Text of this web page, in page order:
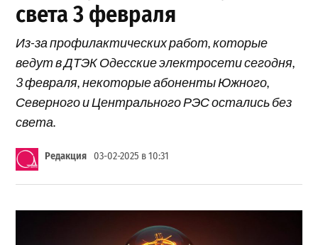
света 3 февраля
Из-за профилактических работ, которые
ведут в ДТЭК Одесские электросети сегодня,
3 февраля, некоторые абоненты Южного,
Северного и Центрального РЭС остались без
света.
Редакция 03-02-2025 в 10:31